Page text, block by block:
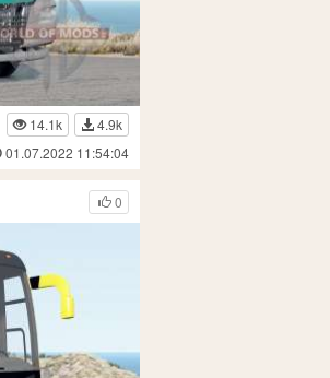
14.1k
4.9k
01.07.2022 11:54:04
0